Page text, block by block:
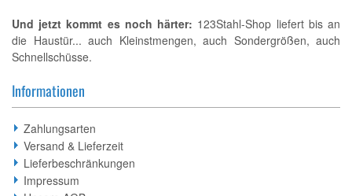
Und jetzt kommt es noch härter: 123Stahl-Shop liefert bis an
die Haustür... auch Kleinstmengen, auch Sondergrößen, auch
Schnellschüsse.
Informationen
Zahlungsarten
Versand & Lieferzeit
Lieferbeschränkungen
Impressum